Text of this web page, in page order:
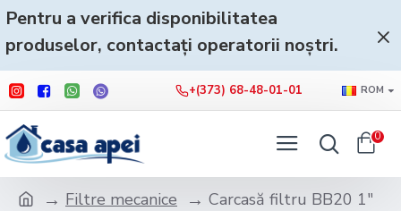
Pentru a verifica disponibilitatea
produselor, contactați operatorii noștri.
+(373) 68-48-01-01 ROM
0
Filtre mecanice Carcasă filtru BB20 1"